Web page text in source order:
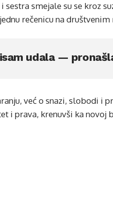
sestra smejale su se kroz
rečenicu na
udala —
već o snazi, slobodi i
i prava, krenuvši ka novoj